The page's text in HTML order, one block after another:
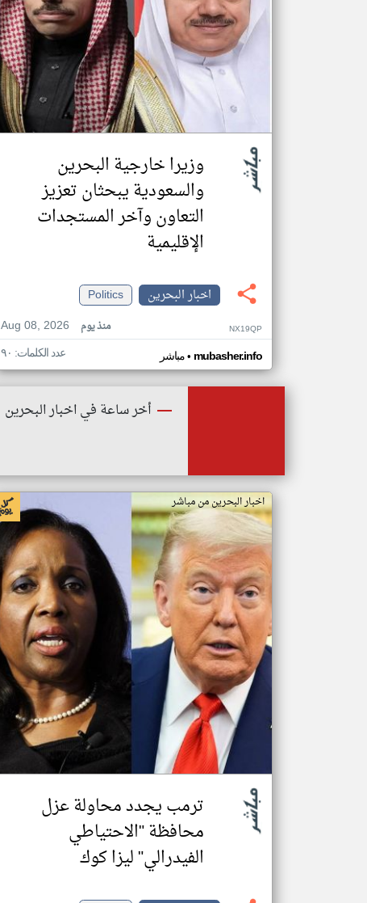
وزيرا خارجية البحرين
والسعودية يبحثان تعزيز
التعاون وآخر المستجدات
الإقليمية
اخبار البحرين
Politics
Aug 08, 2026
منذ يوم NX19QP
مباشر• mubasher.info عدد الكلمات: ٩٠
أخر ساعة في اخبار البحرين
اخبار البحرين من مباشر
ترمب يجدد محاولة عزل
محافظة "الاحتياطي
الفيدرالي" ليزا كوك